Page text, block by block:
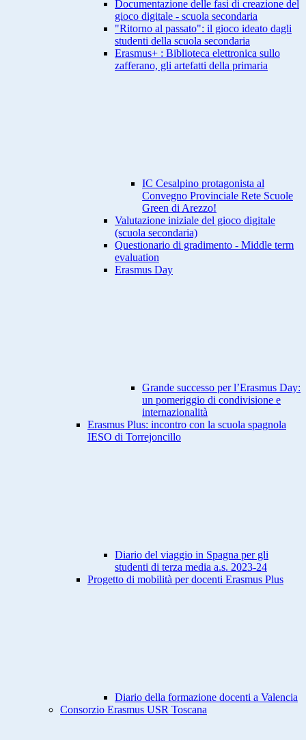
Documentazione delle fasi di creazione del
gioco digitale - scuola secondaria
"Ritorno al passato": il gioco ideato dagli
studenti della scuola secondaria
Erasmus+ : Biblioteca elettronica sullo
zafferano, gli artefatti della primaria
IC Cesalpino protagonista al
Convegno Provinciale Rete Scuole
Green di Arezzo!
Valutazione iniziale del gioco digitale
(scuola secondaria)
Questionario di gradimento - Middle term
evaluation
Erasmus Day
Grande successo per l’Erasmus Day:
un pomeriggio di condivisione e
internazionalità
Erasmus Plus: incontro con la scuola spagnola
IESO di Torrejoncillo
Diario del viaggio in Spagna per gli
studenti di terza media a.s. 2023-24
Progetto di mobilità per docenti Erasmus Plus
Diario della formazione docenti a Valencia
Consorzio Erasmus USR Toscana